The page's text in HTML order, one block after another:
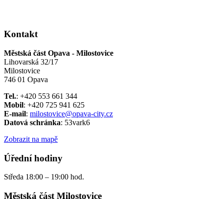
Kontakt
Městská část Opava - Milostovice
Lihovarská 32/17
Milostovice
746 01 Opava
Tel.: +420 553 661 344
Mobil: +420 725 941 625
E-mail: milostovice@opava-city.cz
Datová schránka: 53vark6
Zobrazit na mapě
Úřední hodiny
Středa 18:00 – 19:00 hod.
Městská část Milostovice